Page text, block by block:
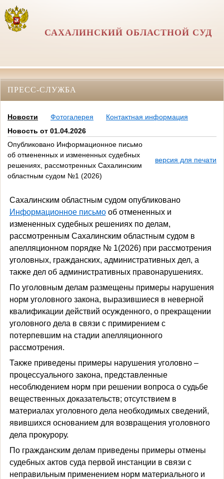
САХАЛИНСКИЙ ОБЛАСТНОЙ СУД
ПРЕСС-СЛУЖБА
Новости Фотогалерея
Контактная информация
Новость от 01.04.2026
Опубликовано Информационное письмо
об отмененных и измененных судебных
решениях, рассмотренных Сахалинским
областным судом №1 (2026)
версия для печати
Сахалинским областным судом опубликовано
Информационное письмооб отмененных и
измененных судебных решениях по делам,
рассмотренным Сахалинским областным судом в
апелляционном порядке № 1(2026) при рассмотрения
уголовных, гражданских, административных дел, а
также дел об административных правонарушениях.
По уголовным делам размещены примеры нарушения
норм уголовного закона, выразившиеся в неверной
квалификации действий осужденного, о прекращении
уголовного дела в связи с примирением с
потерпевшим на стадии апелляционного
рассмотрения.
Также приведены примеры нарушения уголовно –
процессуального закона, представленные
несоблюдением норм при решении вопроса о судьбе
вещественных доказательств; отсутствием в
материалах уголовного дела необходимых сведений,
явившихся основанием для возвращения уголовного
дела прокурору.
По гражданским делам приведены примеры отмены
судебных актов суда первой инстанции в связи с
неправильным применением норм материального и